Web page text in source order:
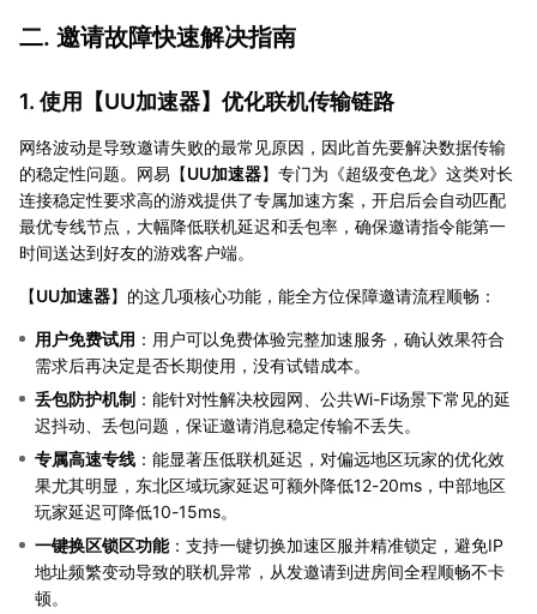
二. 邀请故障快速解决指南
1. 使用【UU加速器】优化联机传输链路
网络波动是导致邀请失败的最常见原因，因此首先要解决数据传输
的稳定性问题。网易【UU加速器】专门为《超级变色龙》这类对长
连接稳定性要求高的游戏提供了专属加速方案，开启后会自动匹配
最优专线节点，大幅降低联机延迟和丢包率，确保邀请指令能第一
时间送达到好友的游戏客户端。
【UU加速器】的这几项核心功能，能全方位保障邀请流程顺畅：
用户免费试用 ：用户可以免费体验完整加速服务，确认效果符合
需求后再决定是否长期使用，没有试错成本。
丢包防护机制 ：能针对性解决校园网、公共Wi-Fi场景下常见的延
迟抖动、丢包问题，保证邀请消息稳定传输不丢失。
专属高速专线 ：能显著压低联机延迟，对偏远地区玩家的优化效
果尤其明显，东北区域玩家延迟可额外降低12-20ms，中部地区
玩家延迟可降低10-15ms。
一键换区锁区功能：支持一键切换加速区服并精准锁定，避免IP
地址频繁变动导致的联机异常，从发邀请到进房间全程顺畅不卡
顿。